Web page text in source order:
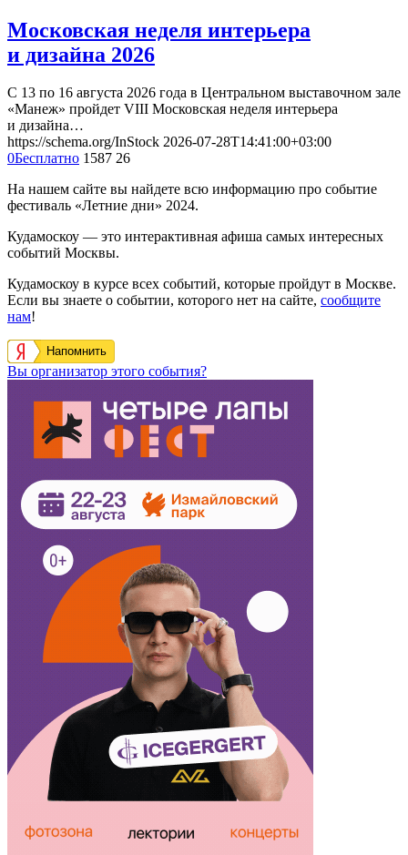
Московская неделя интерьера
и дизайна 2026
С 13 по 16 августа 2026 года в Центральном выставочном зале
«Манеж» пройдет VIII Московская неделя интерьера
и дизайна…
https://schema.org/InStock 2026-07-28T14:41:00+03:00
0Бесплатно 1587 26
На нашем сайте вы найдете всю информацию про событие
фестиваль «Летние дни» 2024.
Кудамоскоу — это интерактивная афиша самых интересных
событий Москвы.
Кудамоскоу в курсе всех событий, которые пройдут в Москве.
Если вы знаете о событии, которого нет на сайте, сообщите
нам!
Напомнить
Вы организатор этого события?